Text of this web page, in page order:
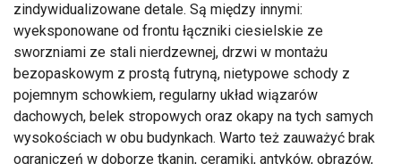
zindywidualizowane detale. Są między innymi:
wyeksponowane od frontu łączniki ciesielskie ze
sworzniami ze stali nierdzewnej, drzwi w montażu
bezopaskowym z prostą futryną, nietypowe schody z
pojemnym schowkiem, regularny układ wiązarów
dachowych, belek stropowych oraz okapy na tych samych
wysokościach w obu budynkach. Warto też zauważyć brak
ograniczeń w doborze tkanin, ceramiki, antyków, obrazów,